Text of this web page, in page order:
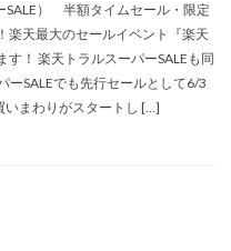
SALE） 半額タイムセール・限定
天最大のセールイベント『楽天
！ 楽天トラルスーパーSALEも同
SALEでも先行セールとして6/3
いまわりがスタートし […]